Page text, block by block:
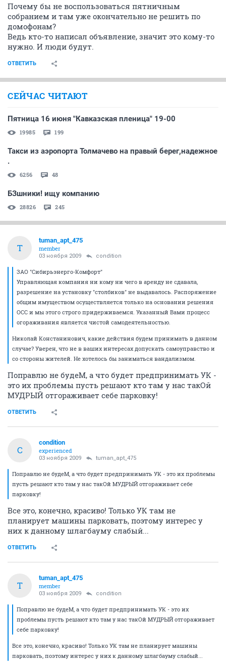
Почему бы не воспользоваться пятничным
собранием и там уже окончательно не решить по
домофонам?
Ведь кто-то написал объявление, значит это кому-то
нужно. И люди будут.
ОТВЕТИТЬ
СЕЙЧАС ЧИТАЮТ
Пятница 16 июня "Кавказская пленица" 19-00
19985 199
Такси из аэропорта Толмачево на правый берег,надежное
.
6256 48
БЗшники! ищу компанию
28826 245
T
tuman_apt_475
member
03 ноября 2009 condition
ЗАО "Сибирьэнерго-Комфорт"
Управляющая компания ни кому ни чего в аренду не сдавала,
разрешение на установку "столбиков" не выдавалось. Распоряжение
общим имуществом осуществляется только на основании решения
ОСС и мы этого строго придерживаемся. Указанный Вами процесс
огораживания является чистой самодеятельностью.
Николай Констанинович, какие действия будем принимать в данном
случае? Уверен, что не в ваших интересах допускать самоуправство и
со стороны жителей. Не хотелось бы заниматься вандализмом.
Поправлю не будеМ, а что будет предпринимать УК -
это их проблемы пусть решают кто там у нас такОй
МУДРЫЙ отгораживает себе парковку!
ОТВЕТИТЬ
C
condition
experienced
03 ноября 2009 tuman_apt_475
Поправлю не будеМ, а что будет предпринимать УК - это их проблемы
пусть решают кто там у нас такОй МУДРЫЙ отгораживает себе
парковку!
Все это, конечно, красиво! Только УК там не
планирует машины парковать, поэтому интерес у
них к данному шлагбауму слабый...
ОТВЕТИТЬ
T
tuman_apt_475
member
03 ноября 2009 condition
Поправлю не будеМ, а что будет предпринимать УК - это их
проблемы пусть решают кто там у нас такОй МУДРЫЙ отгораживает
себе парковку!
Все это, конечно, красиво! Только УК там не планирует машины
парковать, поэтому интерес у них к данному шлагбауму слабый...